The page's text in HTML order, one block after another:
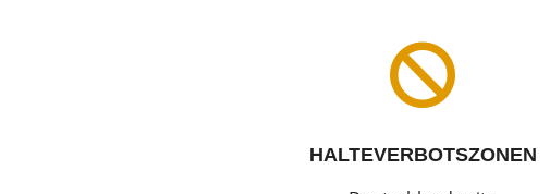

HALTEVERBOTSZONEN